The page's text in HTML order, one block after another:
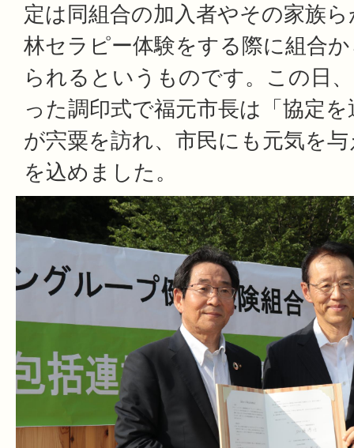
定は同組合の加入者やその家族
林セラピー体験をする際に組合
られるというものです。この日
った調印式で福元市長は「協定
が宍粟を訪れ、市民にも元気を
を込めました。